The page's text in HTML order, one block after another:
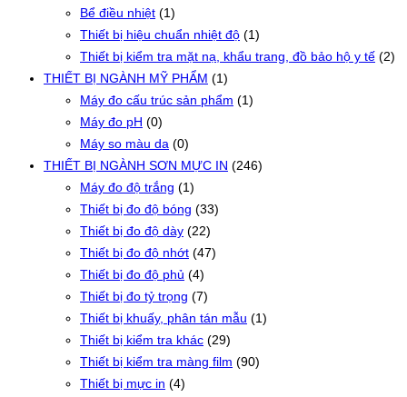
Bể điều nhiệt (1)
Thiết bị hiệu chuẩn nhiệt độ (1)
Thiết bị kiểm tra mặt nạ, khẩu trang, đồ bảo hộ y tế (2)
THIẾT BỊ NGÀNH MỸ PHẨM (1)
Máy đo cấu trúc sản phẩm (1)
Máy đo pH (0)
Máy so màu da (0)
THIẾT BỊ NGÀNH SƠN MỰC IN (246)
Máy đo độ trắng (1)
Thiết bị đo độ bóng (33)
Thiết bị đo độ dày (22)
Thiết bị đo độ nhớt (47)
Thiết bị đo độ phủ (4)
Thiết bị đo tỷ trọng (7)
Thiết bị khuấy, phân tán mẫu (1)
Thiết bị kiểm tra khác (29)
Thiết bị kiểm tra màng film (90)
Thiết bị mực in (4)